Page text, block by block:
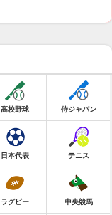
高校野球 侍ジャパン
日本代表 テニス
ラグビー 中央競馬